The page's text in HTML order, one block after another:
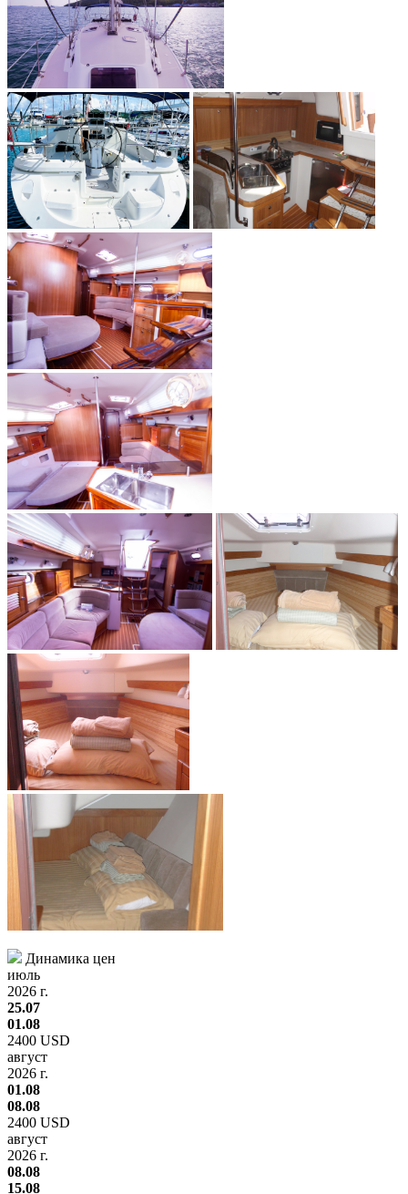
Динамика цен
июль
2026 г.
25.07
01.08
2400 USD
август
2026 г.
01.08
08.08
2400 USD
август
2026 г.
08.08
15.08